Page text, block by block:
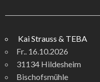
Kai Strauss & TEBA
Fr.. 16.10.2026
31134 Hildesheim
Bischofsmühle